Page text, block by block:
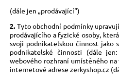
(dále jen „prodávající“)
2. Tyto obchodní podmínky
prodávajícího a fyzické osoby,
svoji podnikatelskou činnost jako
podnikatelské činnosti (dále
webového rozhraní umístěného
internetové adrese zerkyshop.cz